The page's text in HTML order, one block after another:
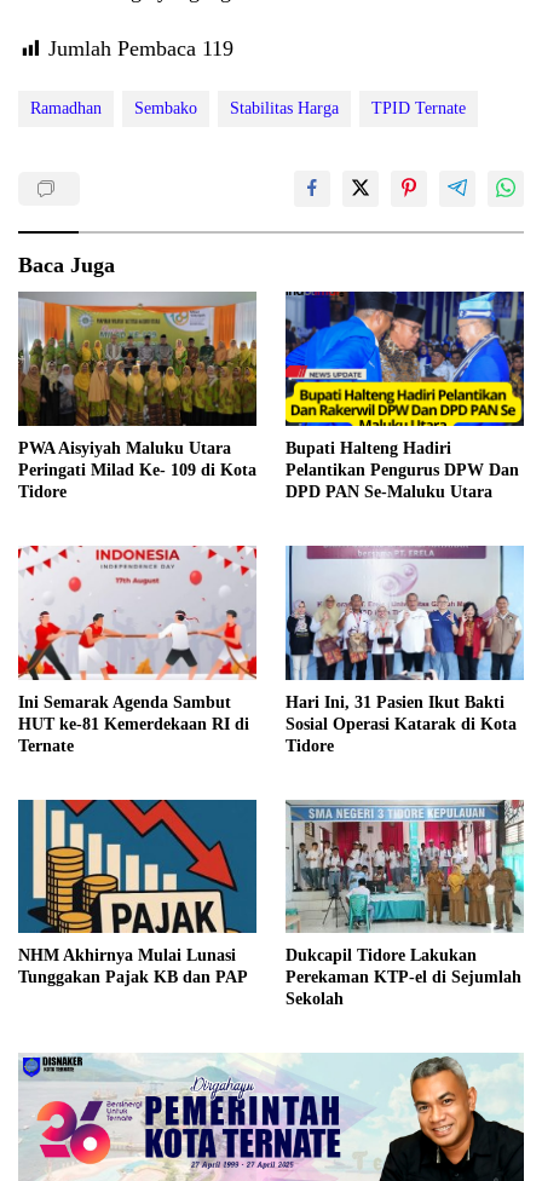
Jumlah Pembaca 119
Ramadhan Sembako Stabilitas Harga TPID Ternate
Baca Juga
PWA Aisyiyah Maluku Utara
Peringati Milad Ke- 109 di Kota
Tidore
Bupati Halteng Hadiri
Pelantikan Pengurus DPW Dan
DPD PAN Se-Maluku Utara
Ini Semarak Agenda Sambut
HUT ke-81 Kemerdekaan RI di
Ternate
Hari Ini, 31 Pasien Ikut Bakti
Sosial Operasi Katarak di Kota
Tidore
NHM Akhirnya Mulai Lunasi
Tunggakan Pajak KB dan PAP
Dukcapil Tidore Lakukan
Perekaman KTP-el di Sejumlah
Sekolah